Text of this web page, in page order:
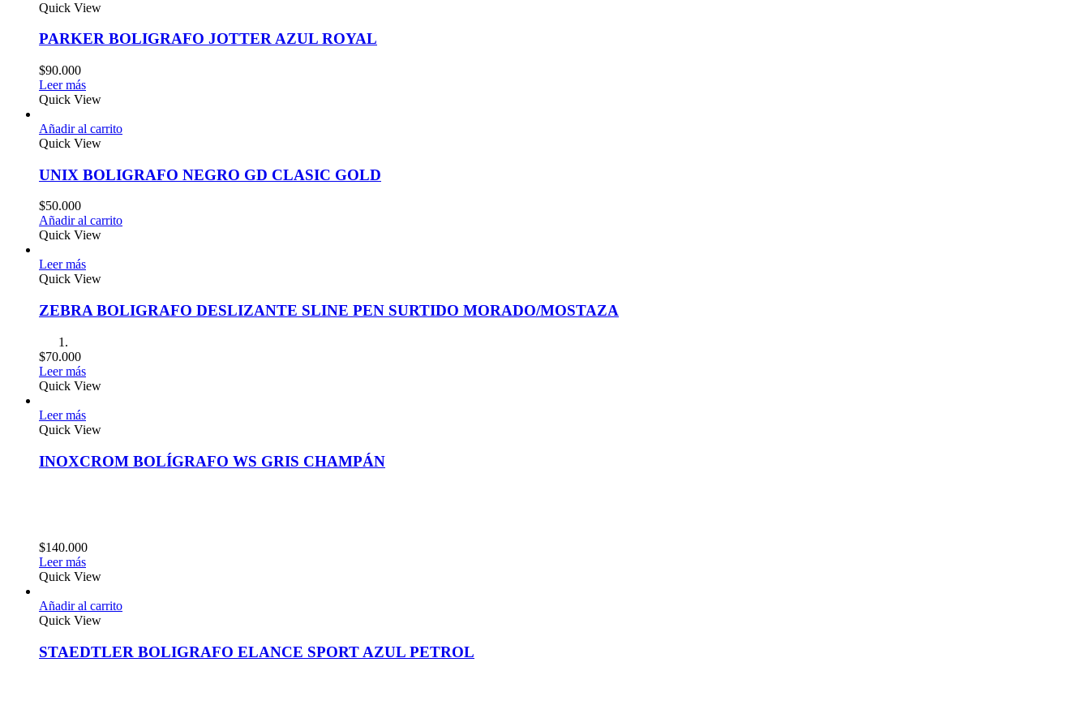
Quick View
PARKER BOLIGRAFO JOTTER AZUL ROYAL
$90.000
Leer más
Quick View
Añadir al carrito
Quick View
UNIX BOLIGRAFO NEGRO GD CLASIC GOLD
$50.000
Añadir al carrito
Quick View
Leer más
Quick View
ZEBRA BOLIGRAFO DESLIZANTE SLINE PEN SURTIDO MORADO/MOSTAZA
$70.000
Leer más
Quick View
Leer más
Quick View
INOXCROM BOLÍGRAFO WS GRIS CHAMPÁN
$140.000
Leer más
Quick View
Añadir al carrito
Quick View
STAEDTLER BOLIGRAFO ELANCE SPORT AZUL PETROL